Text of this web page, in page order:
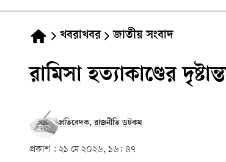
খবরাখবর জাতীয় সংবাদ
রামিসা হত্যাকাণ্ডের
প্রতিবেদক, রাজনীতি ডটকম
প্রকাশ : ২১ মে ২০২৬, ১৬: ৪৭